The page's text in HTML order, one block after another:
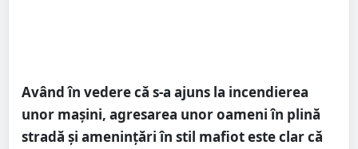
Având în vedere că s-a ajuns la incendierea
unor mașini, agresarea unor oameni în plină
stradă și amenințări în stil mafiot este clar că